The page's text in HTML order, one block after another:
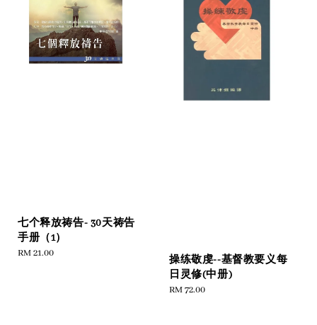
七个释放祷告- 30天祷告
手册（1）
Regular
RM 21.00
操练敬虔--基督教要义每
日灵修(中册)
Regular
RM 72.00